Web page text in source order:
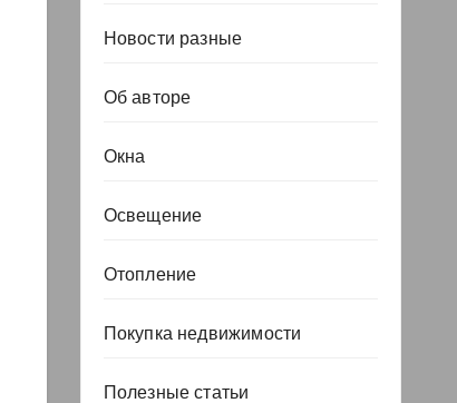
Новости разные
Об авторе
Окна
Освещение
Отопление
Покупка недвижимости
Полезные статьи